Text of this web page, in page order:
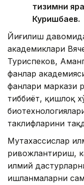
тизимни
Куришбаев.
Йиғилиш
академиклари
Туриспеков,
фанлар
фанлари маркази
тиббиёт, қишлоқ
таклифларини
Мутахассислар
ривожлантириш,
илмий
ишланмаларни